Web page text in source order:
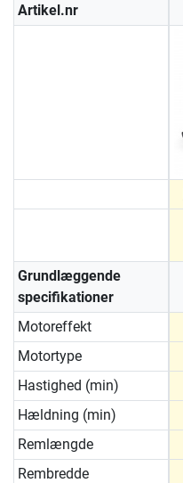
Artikel.nr
Grundlæggende
specifikationer
Motoreffekt
Motortype
Hastighed (min)
Hældning (min)
Remlængde
Rembredde